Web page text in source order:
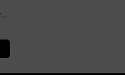
Armine TREND Ferace Siyah 25YT5001